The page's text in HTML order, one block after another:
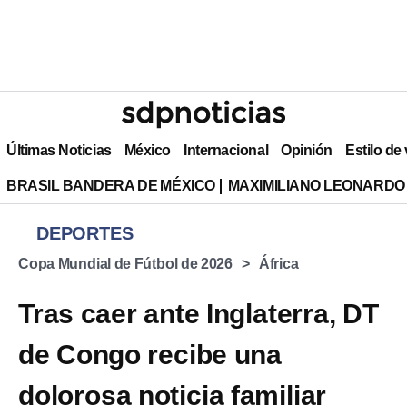
Últimas Noticias México Internacional Opinión Estilo de
BRASIL BANDERA DE MÉXICO MAXIMILIANO
DEPORTES
Copa Mundial de Fútbol de 2026 África
Tras caer ante Inglaterra, DT
de Congo recibe una
dolorosa noticia familiar